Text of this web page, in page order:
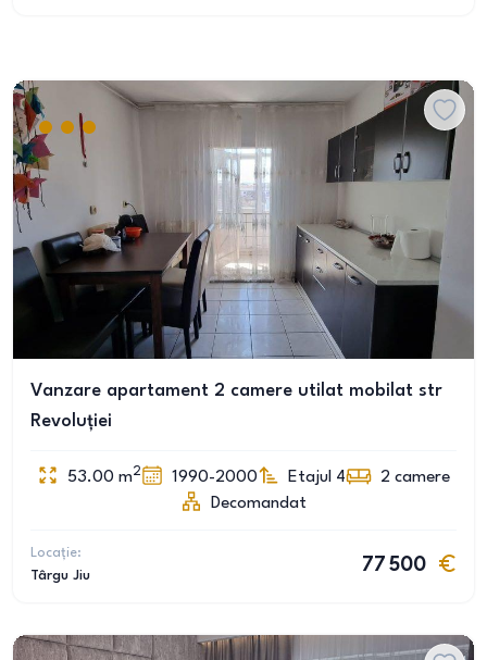
Vanzare apartament 2 camere utilat mobilat str
Revoluției
53.00 m2 1990-2000 Etajul 4 2 camere
Decomandat
Locație:
Târgu Jiu
77 500